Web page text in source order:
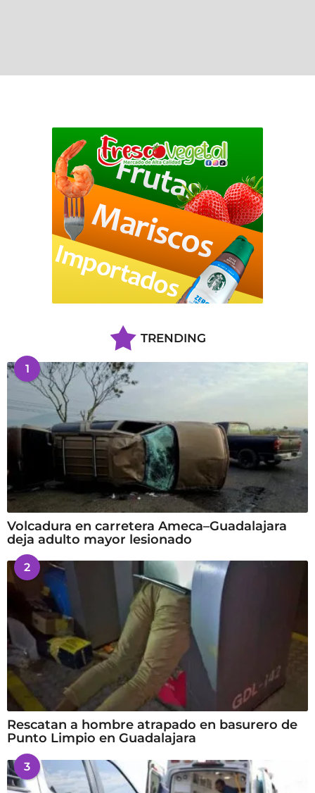
TRENDING
1
Volcadura en carretera Ameca–Guadalajara
deja adulto mayor lesionado
2
Rescatan a hombre atrapado en basurero de
Punto Limpio en Guadalajara
3